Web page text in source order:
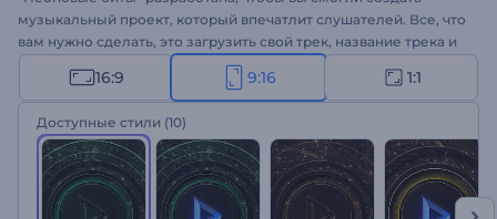
музыкальный проект, который впечатлит слушателей. Все, что
вам нужно сделать, это загрузить свой трек, название трека и
имя исполнителя, добавить логотип, и вы получите
качественную визуализацию музыки всего за несколько
кликов, которая улучшит музыкальный опыт слушателей.
Шаблон идеально подходит для оформления промо для техно,
хип-хопа, электронной и танцевальной музыки. Продвигайте
новые синглы и альбомы. Создайте свою анимацию!
16:9 9:16 1:1
Доступные стили (10)